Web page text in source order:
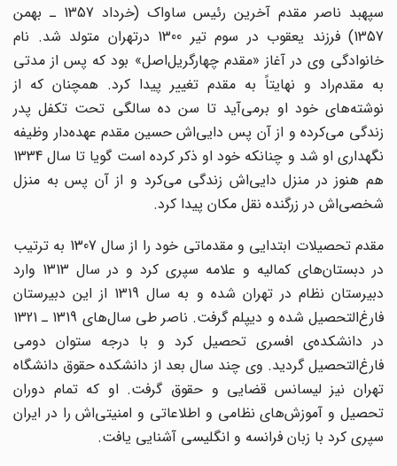
سپهبد ناصر مقدم آخرین رئیس ساواک (خرداد 1357 ـ بهمن
1357) فرزند یعقوب در سوم تیر 1300 درتهران متولد شد. نام
خانوادگی وی در آغاز «مقدم چهارگریل‌اصل» بود که پس از مدتی
به مقدم‌راد و نهایتاً به مقدم تغییر پیدا کرد. همچنان که از
نوشته‌های خود او برمی‌آید تا سن ده سالگی تحت تکفل پدر
زندگی می‌کرده و از آن پس دایی‌اش حسین مقدم عهده‌دار وظیفه
نگهداری او شد و چنانکه خود او ذکر کرده است گویا تا سال 1334
هم هنوز در منزل دایی‌اش زندگی می‌کرد و از آن پس به منزل
شخصی‌اش در زرگنده نقل مکان پیدا کرد.
مقدم تحصیلات ابتدایی و مقدماتی خود را از سال 1307 به ترتیب
در دبستان‌های کمالیه و علامه سپری کرد و در سال 1313 وارد
دبیرستان نظام در تهران شده و به سال 1319 از این دبیرستان
فارغ‌التحصیل شده و دیپلم گرفت. ناصر طی سال‌های 1319 ـ 1321
در دانشکده‌ی افسری تحصیل کرد و با درجه ستوان دومی
فارغ‌التحصیل گردید. وی چند سال بعد از دانشکده حقوق دانشگاه
تهران نیز لیسانس قضایی و حقوق گرفت. او که تمام دوران
تحصیل و آموزش‌های نظامی و اطلاعاتی و امنیتی‌اش را در ایران
سپری کرد با زبان فرانسه و انگلیسی آشنایی یافت.